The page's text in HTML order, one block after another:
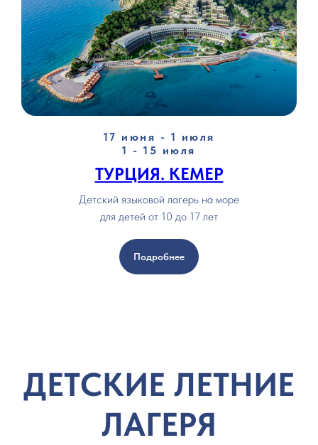
17 июня - 1 июля
1 - 15 июля
ТУРЦИЯ. КЕМЕР
Детский языковой лагерь на море
для детей от 10 до 17 лет
Подробнее
ДЕТСКИЕ ЛЕТНИЕ
ЛАГЕРЯ